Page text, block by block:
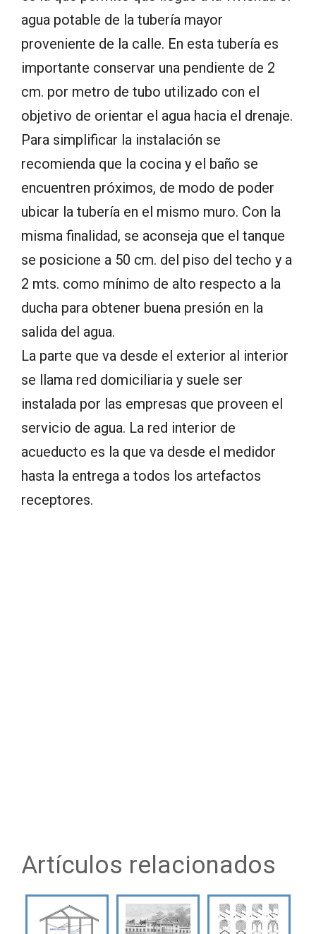
agua potable de la tubería mayor
proveniente de la calle. En esta tubería es
importante conservar una pendiente de 2
cm. por metro de tubo utilizado con el
objetivo de orientar el agua hacia el drenaje.
Para simplificar la instalación se
recomienda que la cocina y el baño se
encuentren próximos, de modo de poder
ubicar la tubería en el mismo muro. Con la
misma finalidad, se aconseja que el tanque
se posicione a 50 cm. del piso del techo y a
2 mts. como mínimo de alto respecto a la
ducha para obtener buena presión en la
salida del agua.
La parte que va desde el exterior al interior
se llama red domiciliaria y suele ser
instalada por las empresas que proveen el
servicio de agua. La red interior de
acueducto es la que va desde el medidor
hasta la entrega a todos los artefactos
receptores.
Artículos relacionados